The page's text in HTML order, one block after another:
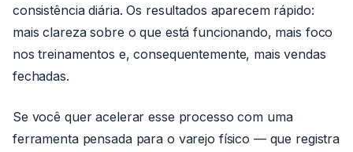
consistência diária. Os resultados aparecem rápido:
mais clareza sobre o que está funcionando, mais foco
nos treinamentos e, consequentemente, mais vendas
fechadas.
Se você quer acelerar esse processo com uma
ferramenta pensada para o varejo físico — que registra